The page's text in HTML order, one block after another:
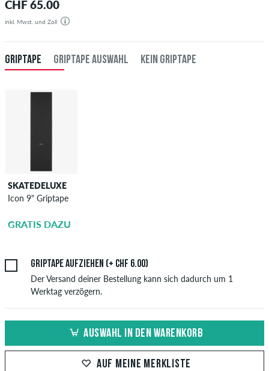
CHF 65.00
inkl. Mwst. und Zoll
GRIPTAPE GRIPTAPE AUSWAHL KEIN GRIPTAPE
SKATEDELUXE
Icon 9" Griptape
GRATIS DAZU
Griptape aufziehen (+ CHF 6.00)
Der Versand deiner Bestellung kann sich dadurch um 1
Werktag verzögern.
AUSWAHL IN DEN WARENKORB
AUF MEINE MERKLISTE